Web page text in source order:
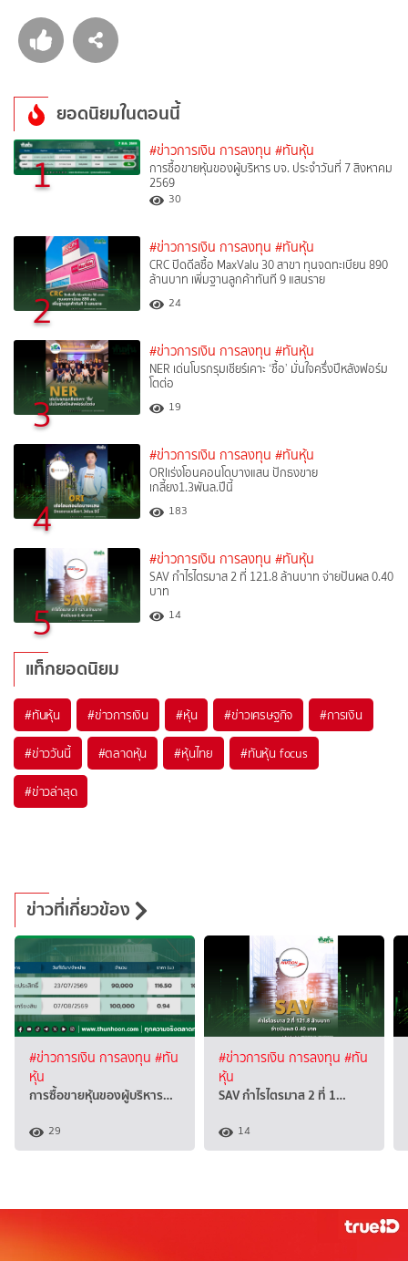
ยอดนิยมในตอนนี้
1 #ข่าวการเงิน การลงทุน #ทันหุ้น
การซื้อขายหุ้นของผู้บริหาร บจ. ประจำวันที่ 7 สิงหาคม
2569
30
2
#ข่าวการเงิน การลงทุน #ทันหุ้น
CRC ปิดดีลซื้อ MaxValu 30 สาขา ทุนจดทะเบียน 890
ล้านบาท เพิ่มฐานลูกค้าทันที 9 แสนราย
24
3
#ข่าวการเงิน การลงทุน #ทันหุ้น
NER เด่นโบรกรุมเชียร์เคาะ ‘ซื้อ’ มั่นใจครึ่งปีหลังฟอร์ม
โตต่อ
19
4
#ข่าวการเงิน การลงทุน #ทันหุ้น
ORIเร่งโอนคอนโดบางแสน ปักธงขาย
เกลี้ยง1.3พันล.ปีนี้
183
5
#ข่าวการเงิน การลงทุน #ทันหุ้น
SAV กำไรไตรมาส 2 ที่ 121.8 ล้านบาท จ่ายปันผล 0.40
บาท
14
แท็กยอดนิยม
#ทันหุ้น #ข่าวการเงิน #หุ้น #ข่าวเศรษฐกิจ #การเงิน
#ข่าววันนี้ #ตลาดหุ้น #หุ้นไทย #ทันหุ้น focus
#ข่าวล่าสุด
ข่าวที่เกี่ยวข้อง
#ข่าวการเงิน การลงทุน #ทัน
หุ้น
การซื้อขายหุ้นของผู้บริหาร…
29
#ข่าวการเงิน การลงทุน #ทัน
หุ้น
SAV กำไรไตรมาส 2 ที่ 1…
14